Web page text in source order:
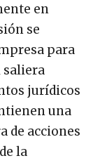
en
se
para
saliera
jurídicos
una
de acciones
la